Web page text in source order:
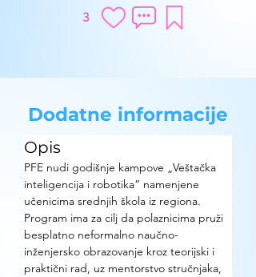
3
Dodatne informacije
Opis
PFE nudi godišnje kampove „Veštačka
inteligencija i robotika“ namenjene
učenicima srednjih škola iz regiona.
Program ima za cilj da polaznicima pruži
besplatno neformalno naučno-
inženjersko obrazovanje kroz teorijski i
praktični rad, uz mentorstvo stručnjaka,